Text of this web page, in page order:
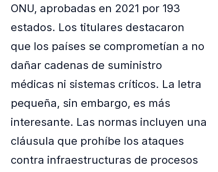
ONU, aprobadas en 2021 por 193
estados. Los titulares destacaron
que los países se comprometían a no
dañar cadenas de suministro
médicas ni sistemas críticos. La letra
pequeña, sin embargo, es más
interesante. Las normas incluyen una
cláusula que prohíbe los ataques
contra infraestructuras de procesos